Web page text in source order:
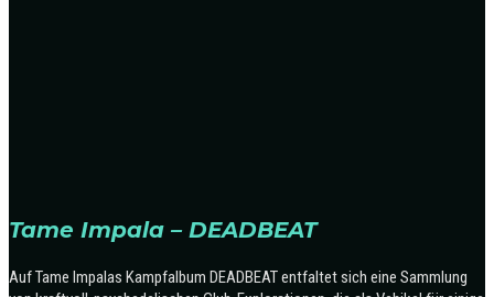
Tame Impala – DEADBEAT
Auf Tame Impalas Kampfalbum DEADBEAT entfaltet sich eine Sammlung